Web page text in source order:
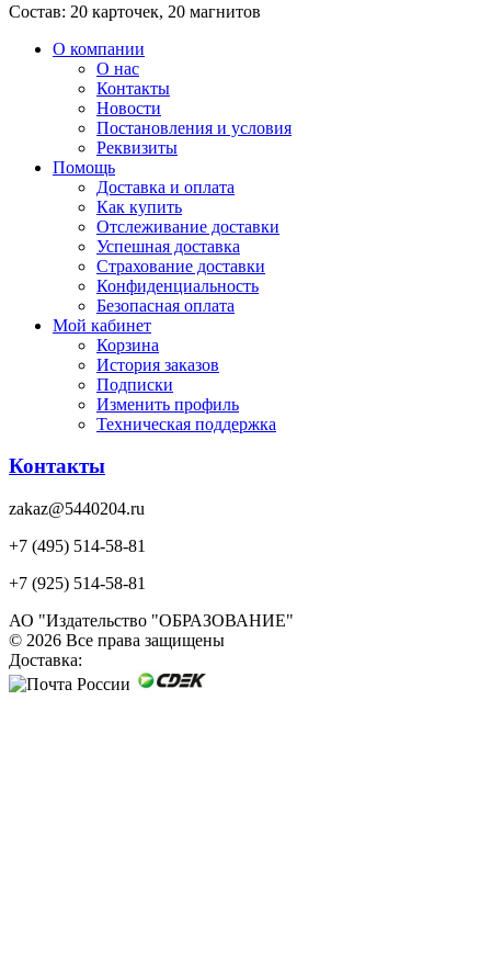
Состав: 20 карточек, 20 магнитов
О компании
О нас
Контакты
Новости
Постановления и условия
Реквизиты
Помощь
Доставка и оплата
Как купить
Отслеживание доставки
Успешная доставка
Страхование доставки
Конфиденциальность
Безопасная оплата
Мой кабинет
Корзина
История заказов
Подписки
Изменить профиль
Техническая поддержка
Контакты
zakaz@5440204.ru
+7 (495) 514-58-81
+7 (925) 514-58-81
АО "Издательство "ОБРАЗОВАНИЕ"
© 2026 Все права защищены
Доставка: